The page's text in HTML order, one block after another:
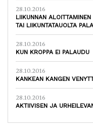
28.10.2016
LIIKUNNAN
TAI LIIKUNTATAUOLTA
28.10.2016
KUN KROPPA EI PALAUDU
28.10.2016
KANKEAN KANGEN
28.10.2016
AKTIIVISEN JA